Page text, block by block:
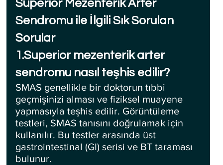
Superior Mezenterik Arter
Sendromu ile İlgili Sık Sorulan
Sorular
1.Superior mezenterik arter
sendromu nasıl teşhis edilir?
SMAS genellikle bir doktorun tıbbi
geçmişinizi alması ve fiziksel muayene
yapmasıyla teşhis edilir. Görüntüleme
testleri, SMAS tanısını doğrulamak için
kullanılır. Bu testler arasında üst
gastrointestinal (GI) serisi ve BT taraması
bulunur.